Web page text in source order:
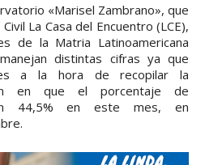
«Marisel Zambrano», que
La Casa del Encuentro (LCE),
de la Matria Latinoamericana
distintas cifras ya que
a la hora de recopilar la
en que el porcentaje de
44,5% en este mes, en